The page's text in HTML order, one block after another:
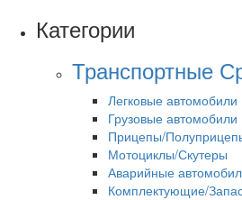
Категории
Транспортные
Легковые автомобили
Грузовые автомобили
Прицепы/
Мотоциклы/Скутеры
Аварийные
Комплектующие/